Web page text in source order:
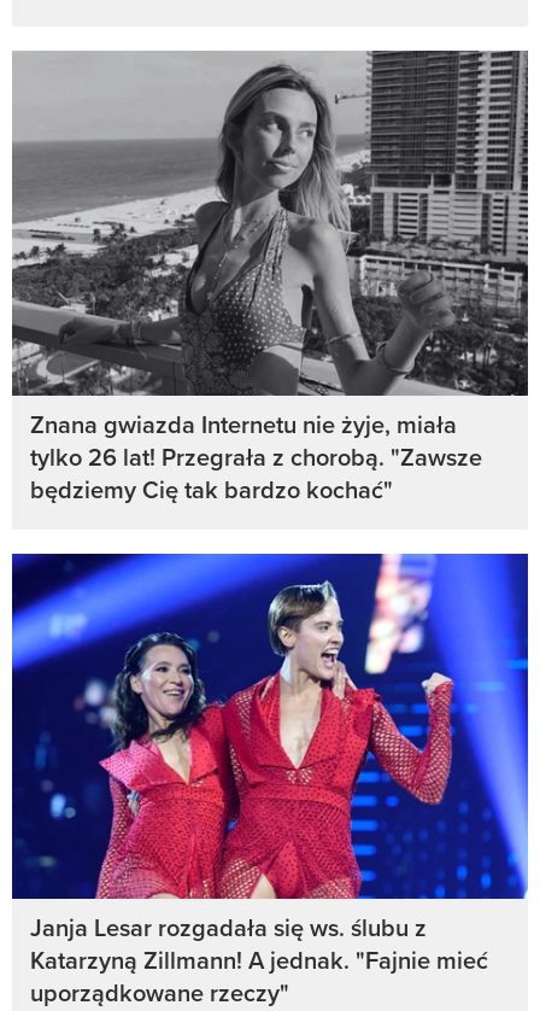
Znana gwiazda Internetu nie żyje, miała
tylko 26 lat! Przegrała z chorobą. "Zawsze
będziemy Cię tak bardzo kochać"
Janja Lesar rozgadała się ws. ślubu z
Katarzyną Zillmann! A jednak. "Fajnie mieć
uporządkowane rzeczy"